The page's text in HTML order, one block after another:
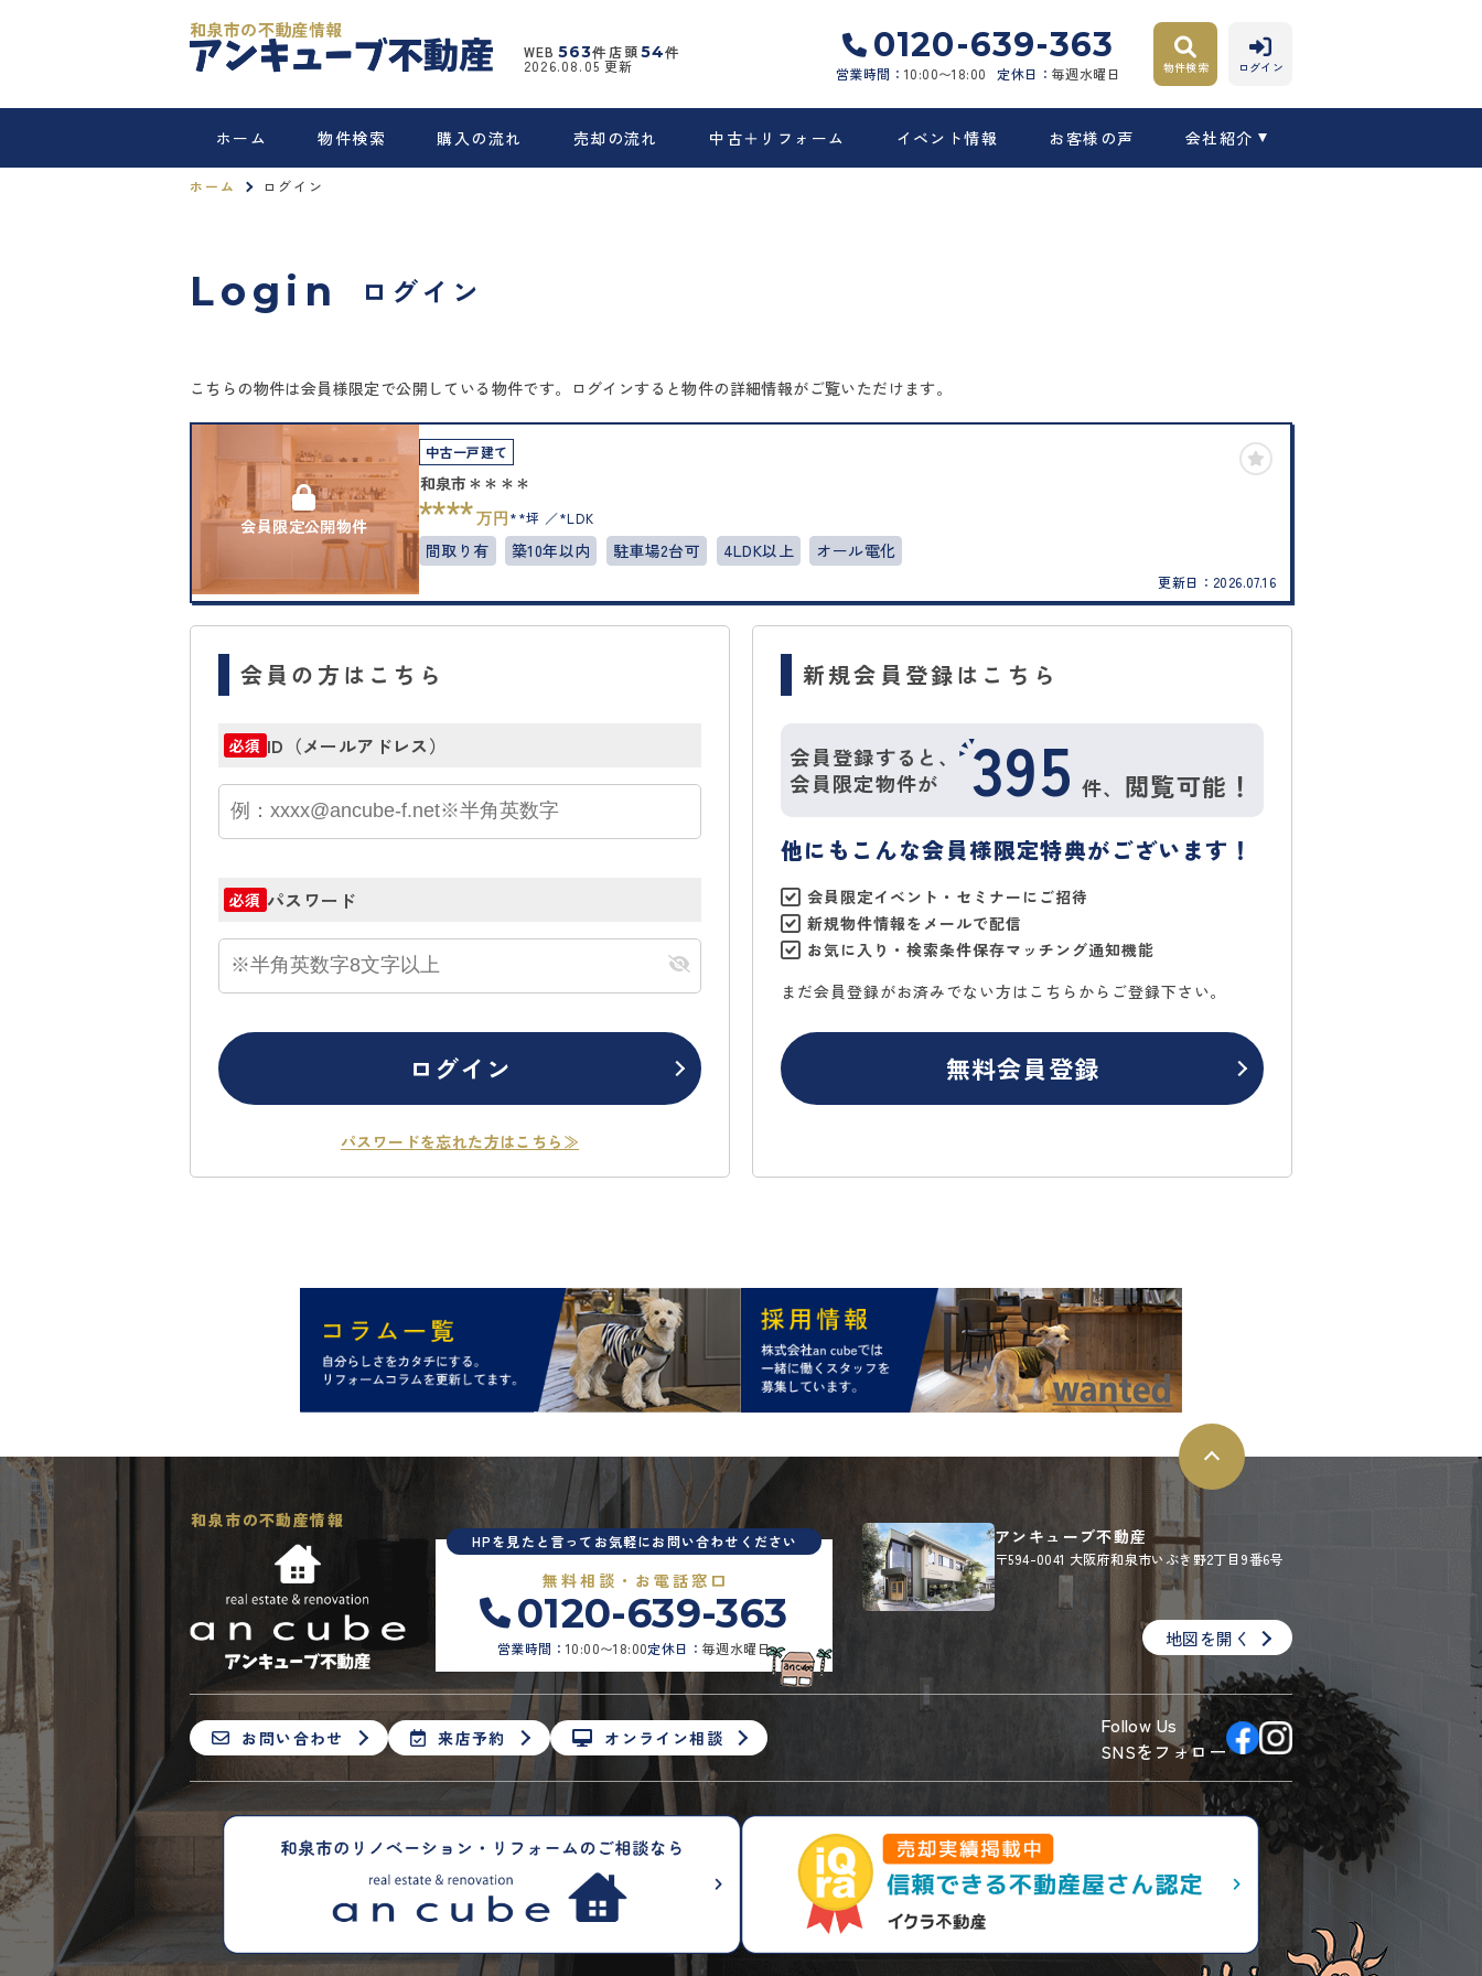
和泉市の不動産情報
WEB 563件 店頭54件
2026.08.05更新
0120-639-363
営業時間： 10:00〜18:00 定休日： 毎週水曜日 物件検索 ログイン
ホーム 物件検索 購入の流れ 売却の流れ 中古＋リフォーム イベント情報 お客様の声 会社紹介
ホーム ログイン
Login ログイン
こちらの物件は会員様限定で公開している物件です。ログインすると物件の詳細情報がご覧いただけます。
会員限定公開物件
中古一戸建て
和泉市＊＊＊＊
**** 万円**坪 *LDK
間取り有 築10年以内 駐車場2台可 4LDK以上 オール電化
更新日： 2026.07.16
会員の方はこちら
必須 ID（メールアドレス）
必須 パスワード
ログイン
パスワードを忘れた方はこちら≫
新規会員登録はこちら
会員登録すると、
会員限定物件が
395 件、 閲覧可能！
他にもこんな会員様限定特典がございます！
会員限定イベント・セミナーにご招待
新規物件情報をメールで配信
お気に入り・検索条件保存マッチング通知機能
まだ会員登録がお済みでない方はこちらからご登録下さい。
無料会員登録
和泉市の不動産情報
HPを見たと言ってお気軽にお問い合わせください
無料相談・お電話窓口
0120-639-363
営業時間： 10:00〜18:00定休日： 毎週水曜日
アンキューブ不動産
〒594-0041 大阪府和泉市いぶき野2丁目9番6号
地図を開く
お問い合わせ 来店予約 オンライン相談
Follow Us
SNSをフォロー